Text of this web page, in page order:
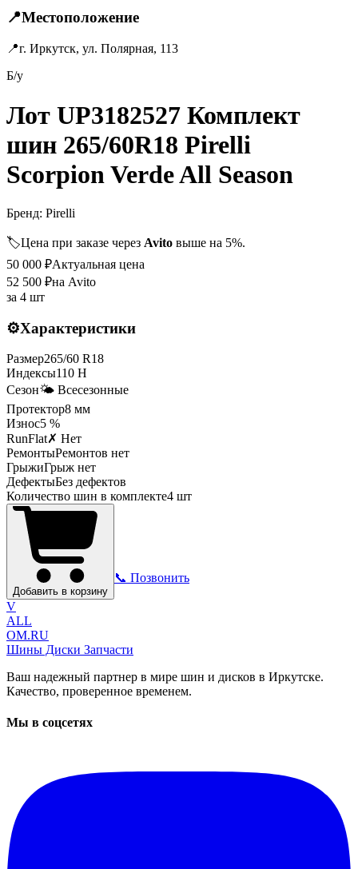
📍Местоположение
📍г. Иркутск, ул. Полярная, 113
Б/у
Лот UP3182527 Комплект
шин 265/60R18 Pirelli
Scorpion Verde All Season
Бренд: Pirelli
🏷️Цена при заказе через Avito выше на 5%.
50 000 ₽Актуальная цена
52 500 ₽на Avito
за 4 шт
⚙️Характеристики
Размер265/60 R18
Индексы110 H
Сезон🌤️ Всесезонные
Протектор8 мм
Износ5 %
RunFlat✗ Нет
РемонтыРемонтов нет
ГрыжиГрыж нет
ДефектыБез дефектов
Количество шин в комплекте4 шт
Добавить в корзину
📞 Позвонить
V
ALL
OM.RU
Шины Диски Запчасти
Ваш надежный партнер в мире шин и дисков в Иркутске.
Качество, проверенное временем.
Мы в соцсетях